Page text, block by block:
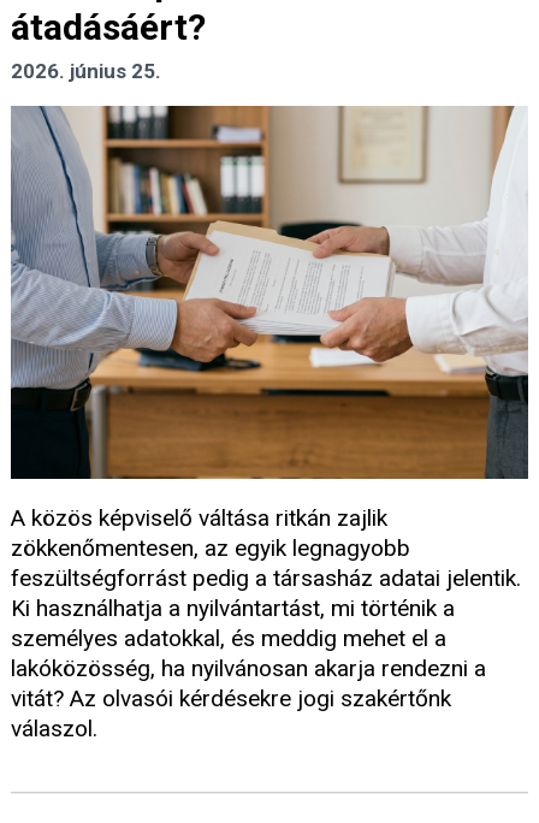
átadásáért?
2026. június 25.
A közös képviselő váltása ritkán zajlik
zökkenőmentesen, az egyik legnagyobb
feszültségforrást pedig a társasház adatai jelentik.
Ki használhatja a nyilvántartást, mi történik a
személyes adatokkal, és meddig mehet el a
lakóközösség, ha nyilvánosan akarja rendezni a
vitát? Az olvasói kérdésekre jogi szakértőnk
válaszol.